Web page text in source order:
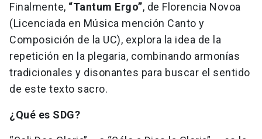
Finalmente, “Tantum Ergo”, de Florencia Novoa
(Licenciada en Música mención Canto y
Composición de la UC), explora la idea de la
repetición en la plegaria, combinando armonías
tradicionales y disonantes para buscar el sentido
de este texto sacro.
¿Qué es SDG?